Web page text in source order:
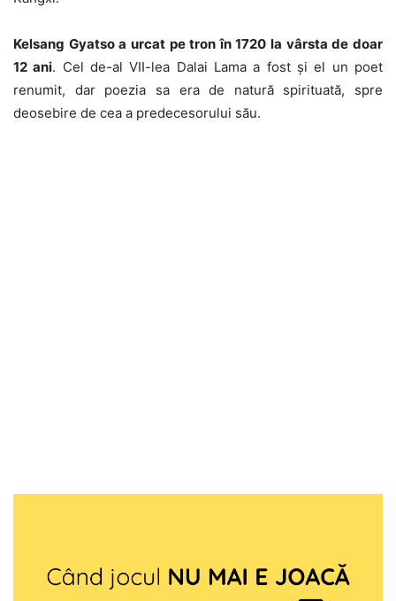
Kelsang Gyatso a urcat pe tron în 1720 la vârsta de doar
12 ani. Cel de-al VII-lea Dalai Lama a fost şi el un poet
renumit, dar poezia sa era de natură spirituată, spre
deosebire de cea a predecesorului său.